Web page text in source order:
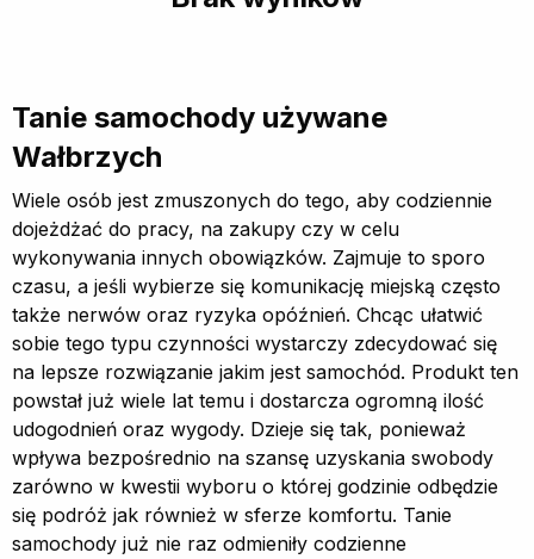
Tanie samochody używane
Wałbrzych
Wiele osób jest zmuszonych do tego, aby codziennie
dojeżdżać do pracy, na zakupy czy w celu
wykonywania innych obowiązków. Zajmuje to sporo
czasu, a jeśli wybierze się komunikację miejską często
także nerwów oraz ryzyka opóźnień. Chcąc ułatwić
sobie tego typu czynności wystarczy zdecydować się
na lepsze rozwiązanie jakim jest samochód. Produkt ten
powstał już wiele lat temu i dostarcza ogromną ilość
udogodnień oraz wygody. Dzieje się tak, ponieważ
wpływa bezpośrednio na szansę uzyskania swobody
zarówno w kwestii wyboru o której godzinie odbędzie
się podróż jak również w sferze komfortu. Tanie
samochody już nie raz odmieniły codzienne